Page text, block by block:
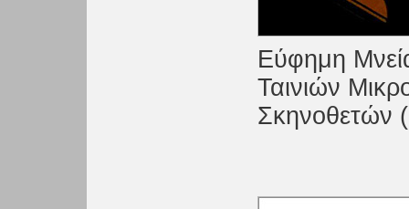
Εύφημη
Ταινιών
Σκηνοθετών